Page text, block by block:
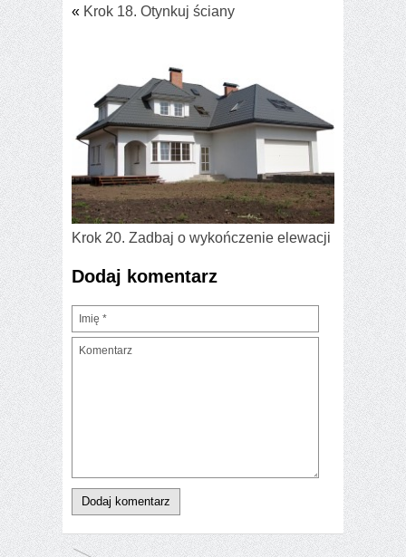
« Krok 18. Otynkuj ściany
Krok 20. Zadbaj o wykończenie elewacji
Dodaj komentarz